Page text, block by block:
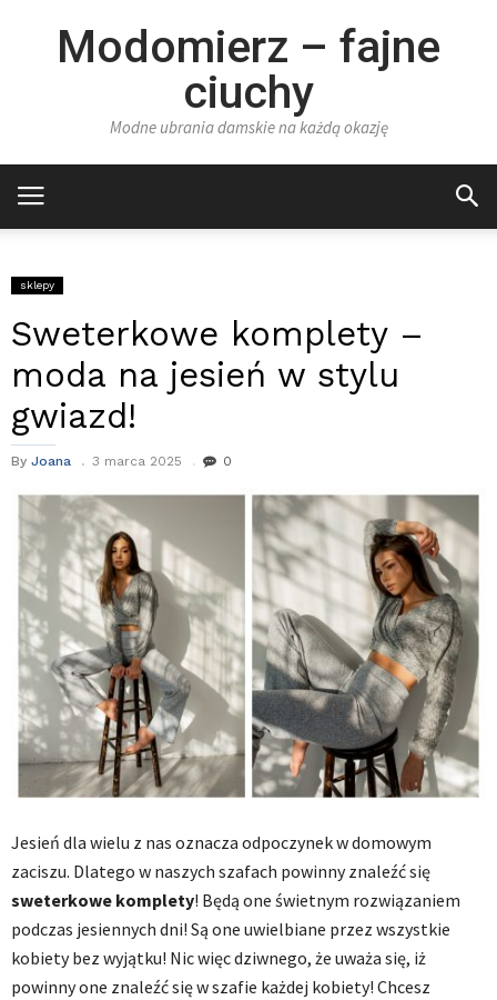
Modomierz – fajne
ciuchy
Modne ubrania damskie na każdą okazję
sklepy
Sweterkowe komplety –
moda na jesień w stylu
gwiazd!
By Joana 3 marca 2025 0
Jesień dla wielu z nas oznacza odpoczynek w domowym
zaciszu. Dlatego w naszych szafach powinny znaleźć się
sweterkowe komplety! Będą one świetnym rozwiązaniem
podczas jesiennych dni! Są one uwielbiane przez wszystkie
kobiety bez wyjątku! Nic więc dziwnego, że uważa się, iż
powinny one znaleźć się w szafie każdej kobiety! Chcesz